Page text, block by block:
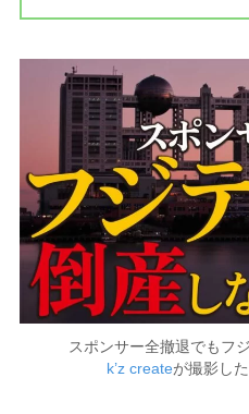
スポンサー全撤退でもフ
k’z createが撮影し